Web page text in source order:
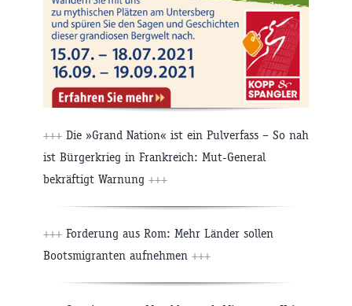
+++ Die »Grand Nation« ist ein Pulverfass – So nah
ist Bürgerkrieg in Frankreich: Mut-General
bekräftigt Warnung +++
+++ Forderung aus Rom: Mehr Länder sollen
Bootsmigranten aufnehmen +++